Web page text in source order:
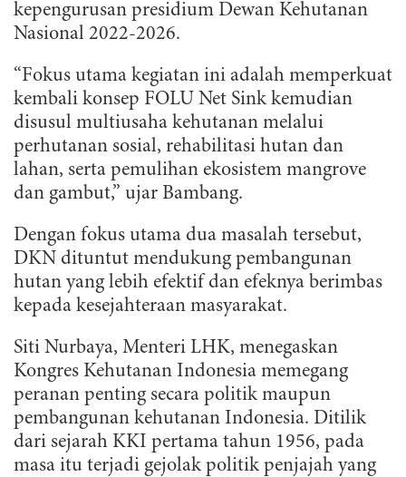
kepengurusan presidium Dewan Kehutanan
Nasional 2022-2026.
“Fokus utama kegiatan ini adalah memperkuat
kembali konsep FOLU Net Sink kemudian
disusul multiusaha kehutanan melalui
perhutanan sosial, rehabilitasi hutan dan
lahan, serta pemulihan ekosistem mangrove
dan gambut,” ujar Bambang.
Dengan fokus utama dua masalah tersebut,
DKN dituntut mendukung pembangunan
hutan yang lebih efektif dan efeknya berimbas
kepada kesejahteraan masyarakat.
Siti Nurbaya, Menteri LHK, menegaskan
Kongres Kehutanan Indonesia memegang
peranan penting secara politik maupun
pembangunan kehutanan Indonesia. Ditilik
dari sejarah KKI pertama tahun 1956, pada
masa itu terjadi gejolak politik penjajah yang